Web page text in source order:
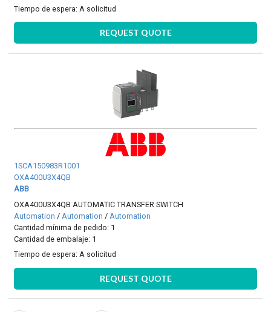
Tiempo de espera: A solicitud
REQUEST QUOTE
1SCA150983R1001
OXA400U3X4QB
ABB
OXA400U3X4QB AUTOMATIC TRANSFER SWITCH
Automation / Automation / Automation
Cantidad mínima de pedido: 1
Cantidad de embalaje: 1
Tiempo de espera: A solicitud
REQUEST QUOTE